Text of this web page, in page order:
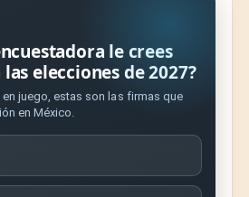
le crees
elecciones de 2027?
juego, estas son las firmas que
en México.